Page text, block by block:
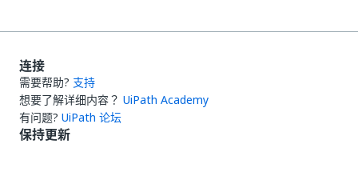
连接
需要帮助? 支持
想要了解详细内容？ UiPath Academy
有问题? UiPath 论坛
保持更新